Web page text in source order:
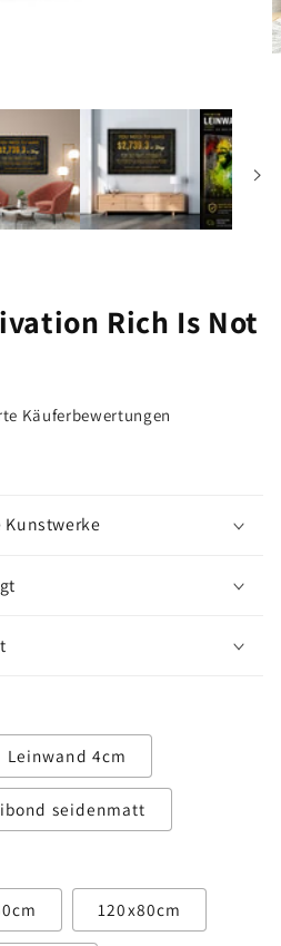
Rich Is Not
Käuferbewertungen
Kunstwerke
Leinwand 4cm
seidenmatt
120x80cm